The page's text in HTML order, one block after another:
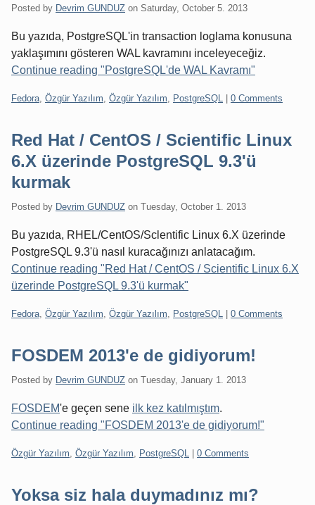
Posted by Devrim GUNDUZ on Saturday, October 5. 2013
Bu yazıda, PostgreSQL'in transaction loglama konusuna
yaklaşımını gösteren WAL kavramını inceleyeceğiz.
Continue reading "PostgreSQL'de WAL Kavramı"
Categories:
Fedora Özgür Yazılım Özgür Yazılım PostgreSQL 0 Comments
Red Hat / CentOS / Scientific Linux
6.X üzerinde PostgreSQL 9.3'ü
kurmak
Posted by Devrim GUNDUZ on Tuesday, October 1. 2013
Bu yazıda, RHEL/CentOS/Sclentific Linux 6.X üzerinde
PostgreSQL 9.3'ü nasıl kuracağınızı anlatacağım.
Continue reading "Red Hat / CentOS / Scientific Linux 6.X
üzerinde PostgreSQL 9.3'ü kurmak"
Categories:
Fedora Özgür Yazılım Özgür Yazılım PostgreSQL 0 Comments
FOSDEM 2013'e de gidiyorum!
Posted by Devrim GUNDUZ on Tuesday, January 1. 2013
FOSDEM'e geçen sene ilk kez katılmıştım.
Continue reading "FOSDEM 2013'e de gidiyorum!"
Categories:
Özgür Yazılım Özgür Yazılım PostgreSQL 0 Comments
Yoksa siz hala duymadınız mı?